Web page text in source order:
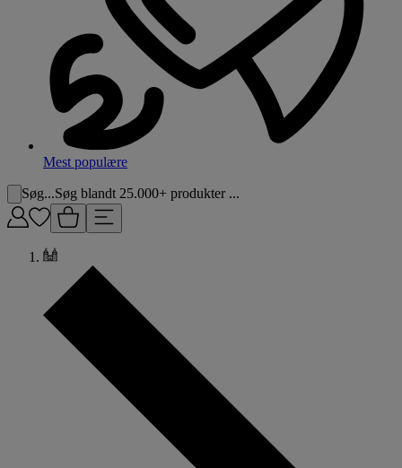
Mest populære
Søg...Søg blandt 25.000+ produkter ...